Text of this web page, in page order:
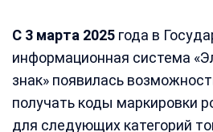
С 3 марта 2025 года в
информационная система
знак» появилась
получать коды маркировки
для следующих категорий